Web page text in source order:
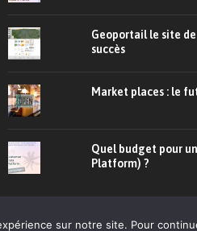
Geoportail le site
succès
Market places : le
Quel budget pour
Platform) ?
À propos CRM E-
sur notre site. Pour